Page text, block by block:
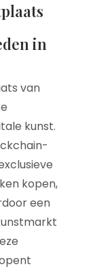
in
van
kunst.
kopen,
een